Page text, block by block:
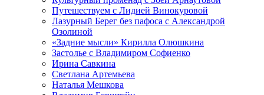
Путешествуем с Лидией Винокуровой
Лазурный Берег без пафоса с Александрой
Озолиной
«Задние мысли» Кирилла Олюшкина
Застолье с Владимиром Софиенко
Ирина Савкина
Светлана Артемьева
Наталья Мешкова